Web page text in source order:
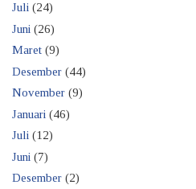
Juli (24)
Juni (26)
Maret (9)
Desember (44)
November (9)
Januari (46)
Juli (12)
Juni (7)
Desember (2)